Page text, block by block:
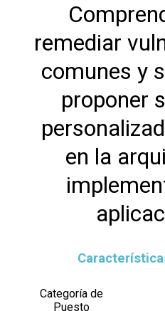
remediar
comunes y
proponer
en la
Categoría de
Puesto